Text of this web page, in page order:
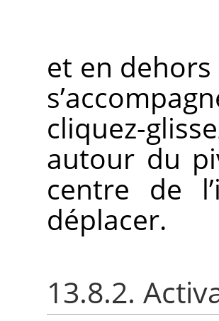
et en
cliquez-
autour du
centre de
déplacer.
13.8.2.